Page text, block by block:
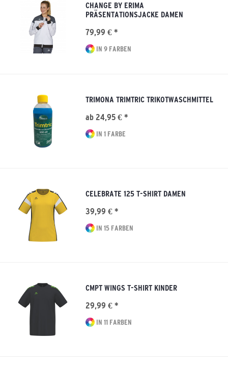
CHANGE BY ERIMA
PRÄSENTATIONSJACKE DAMEN
79,99 € *
IN 9 FARBEN
TRIMONA TRIMTRIC TRIKOTWASCHMITTEL
ab 24,95 € *
IN 1 FARBE
CELEBRATE 125 T-SHIRT DAMEN
39,99 € *
IN 15 FARBEN
CMPT WINGS T-SHIRT KINDER
29,99 € *
IN 11 FARBEN